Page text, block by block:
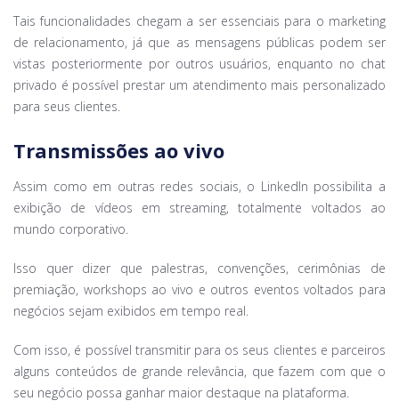
Tais funcionalidades chegam a ser essenciais para o marketing
de relacionamento, já que as mensagens públicas podem ser
vistas posteriormente por outros usuários, enquanto no chat
privado é possível prestar um atendimento mais personalizado
para seus clientes.
Transmissões ao vivo
Assim como em outras redes sociais, o LinkedIn possibilita a
exibição de vídeos em streaming, totalmente voltados ao
mundo corporativo.
Isso quer dizer que palestras, convenções, cerimônias de
premiação, workshops ao vivo e outros eventos voltados para
negócios sejam exibidos em tempo real.
Com isso, é possível transmitir para os seus clientes e parceiros
alguns conteúdos de grande relevância, que fazem com que o
seu negócio possa ganhar maior destaque na plataforma.